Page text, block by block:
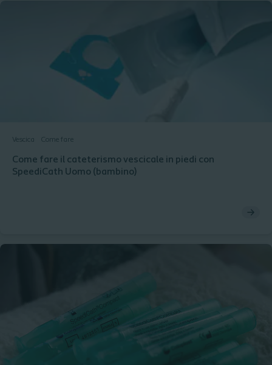
Vescica Come fare
Come fare il cateterismo vescicale in piedi con
SpeediCath Uomo (bambino)